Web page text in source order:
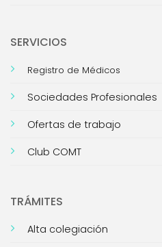
SERVICIOS
Registro de Médicos
Sociedades Profesionales
Ofertas de trabajo
Club COMT
TRÁMITES
Alta colegiación